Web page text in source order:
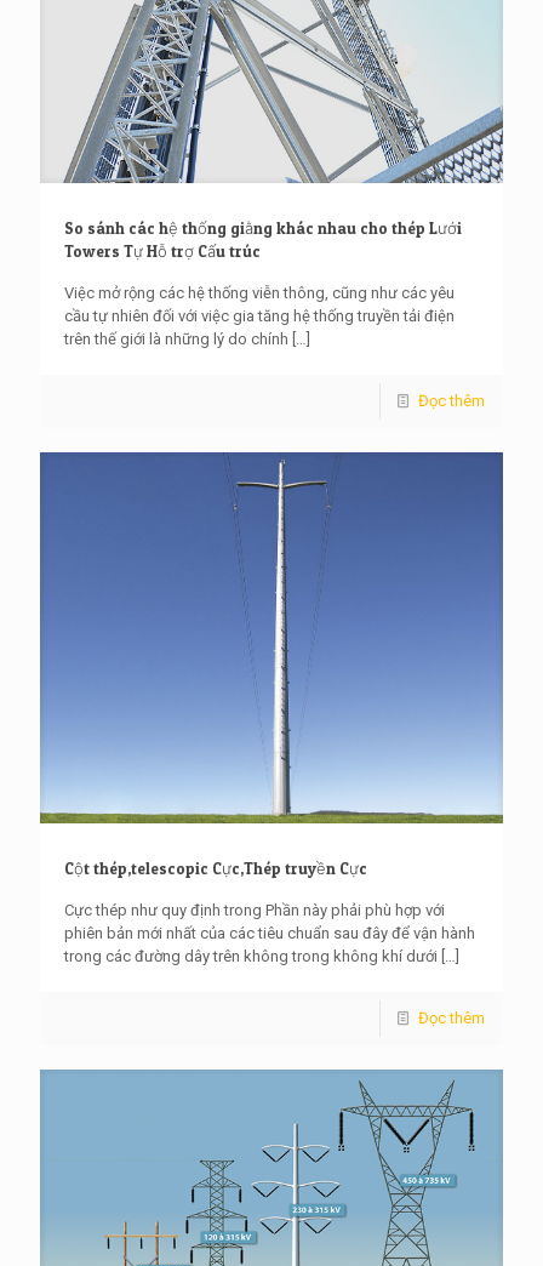
So sánh các hệ thống giằng khác nhau cho thép Lưới
Towers Tự Hỗ trợ Cấu trúc
Việc mở rộng các hệ thống viễn thông, cũng như các yêu
cầu tự nhiên đối với việc gia tăng hệ thống truyền tải điện
trên thế giới là những lý do chính
Đọc thêm
Cột thép,telescopic Cực,Thép truyền Cực
Cực thép như quy định trong Phần này phải phù hợp với
phiên bản mới nhất của các tiêu chuẩn sau đây để vận hành
trong các đường dây trên không trong không khí dưới […]
Đọc thêm